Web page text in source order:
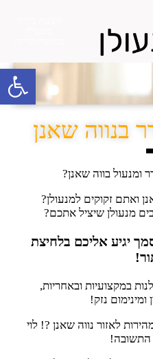
פתח
בנווה שאנן
ומנעול בווה שאנן?
ואתם זקוקים למנעולן?
מנעולן שיציל אתכם?
יגיע אליכם בלחיצת
במקצועיות ובאחריות,
ומינימום נזק!
לאזור נווה שאנן ?! לוי
התשובה!